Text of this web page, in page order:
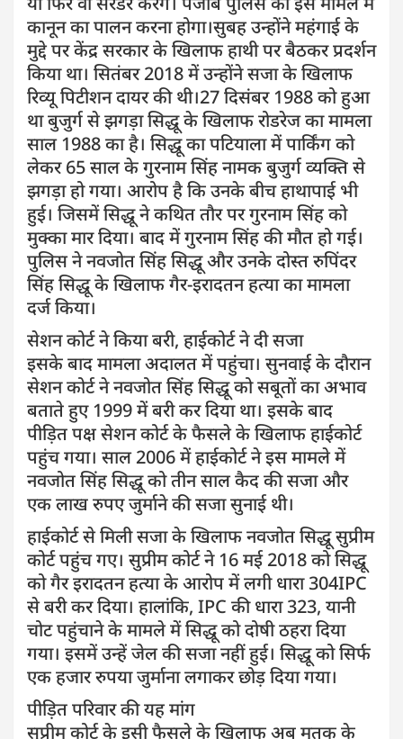
कानून का पालन करना होगा।सुबह उन्होंने महंगाई के
मुद्दे पर केंद्र सरकार के खिलाफ हाथी पर बैठकर प्रदर्शन
किया था। सितंबर 2018 में उन्होंने सजा के खिलाफ
रिव्यू पिटीशन दायर की थी।27 दिसंबर 1988 को हुआ
था बुजुर्ग से झगड़ा सिद्धू के खिलाफ रोडरेज का मामला
साल 1988 का है। सिद्धू का पटियाला में पार्किंग को
लेकर 65 साल के गुरनाम सिंह नामक बुजुर्ग व्यक्ति से
झगड़ा हो गया। आरोप है कि उनके बीच हाथापाई भी
हुई। जिसमें सिद्धू ने कथित तौर पर गुरनाम सिंह को
मुक्का मार दिया। बाद में गुरनाम सिंह की मौत हो गई।
पुलिस ने नवजोत सिंह सिद्धू और उनके दोस्त रुपिंदर
सिंह सिद्धू के खिलाफ गैर-इरादतन हत्या का मामला
दर्ज किया।
सेशन कोर्ट ने किया बरी, हाईकोर्ट ने दी सजा
इसके बाद मामला अदालत में पहुंचा। सुनवाई के दौरान
सेशन कोर्ट ने नवजोत सिंह सिद्धू को सबूतों का अभाव
बताते हुए 1999 में बरी कर दिया था। इसके बाद
पीड़ित पक्ष सेशन कोर्ट के फैसले के खिलाफ हाईकोर्ट
पहुंच गया। साल 2006 में हाईकोर्ट ने इस मामले में
नवजोत सिंह सिद्धू को तीन साल कैद की सजा और
एक लाख रुपए जुर्माने की सजा सुनाई थी।
हाईकोर्ट से मिली सजा के खिलाफ नवजोत सिद्धू सुप्रीम
कोर्ट पहुंच गए। सुप्रीम कोर्ट ने 16 मई 2018 को सिद्धू
को गैर इरादतन हत्या के आरोप में लगी धारा 304IPC
से बरी कर दिया। हालांकि, IPC की धारा 323, यानी
चोट पहुंचाने के मामले में सिद्धू को दोषी ठहरा दिया
गया। इसमें उन्हें जेल की सजा नहीं हुई। सिद्धू को सिर्फ
एक हजार रुपया जुर्माना लगाकर छोड़ दिया गया।
पीड़ित परिवार की यह मांग
सुप्रीम कोर्ट के इसी फैसले के खिलाफ अब मृतक के